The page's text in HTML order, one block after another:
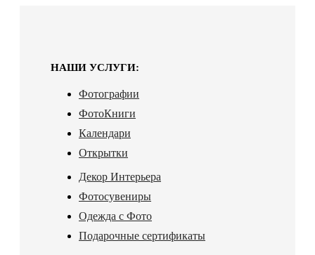
НАШИ УСЛУГИ:
Фотографии
ФотоКниги
Календари
Открытки
Декор Интерьера
Фотосувениры
Одежда с Фото
Подарочные сертификаты